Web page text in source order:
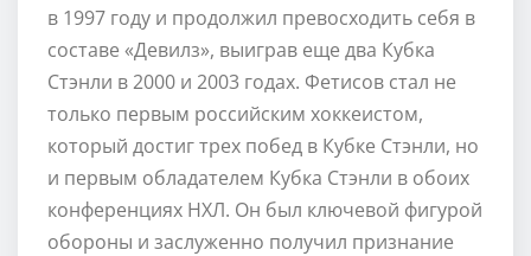
в 1997 году и продолжил превосходить себя в
составе «Девилз», выиграв еще два Кубка
Стэнли в 2000 и 2003 годах. Фетисов стал не
только первым российским хоккеистом,
который достиг трех побед в Кубке Стэнли, но
и первым обладателем Кубка Стэнли в обоих
конференциях НХЛ. Он был ключевой фигурой
обороны и заслуженно получил признание